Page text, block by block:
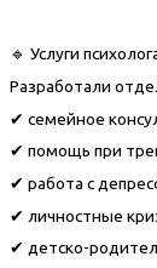
🔹 Услуги
Разработали
✔ семейное
✔ помощь при
✔ работа с
✔ личностные
✔ детско-